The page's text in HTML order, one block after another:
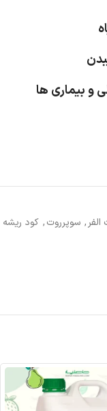
و بیماری ها
, سوپرروت, کود ریشه